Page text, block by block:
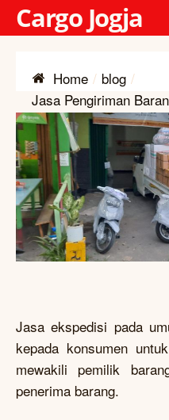
Cargo Jogja
Home
blog
Jasa Pengiriman
Jasa ekspedisi pada
kepada konsumen
mewakili pemilik
penerima barang.